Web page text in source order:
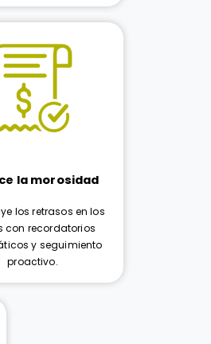
la morosidad
los retrasos en los
con recordatorios
y seguimiento
proactivo.